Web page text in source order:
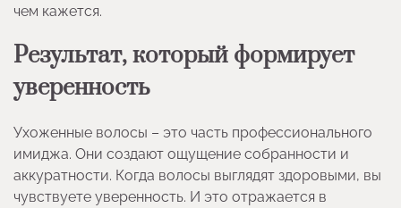
чем кажется.
Результат, который формирует
уверенность
Ухоженные волосы – это часть профессионального
имиджа. Они создают ощущение собранности и
аккуратности. Когда волосы выглядят здоровыми, вы
чувствуете уверенность. И это отражается в